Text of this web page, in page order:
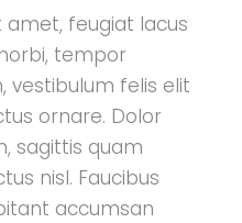
amet, feugiat lacus
tempor
vestibulum felis elit
ornare. Dolor
sagittis quam
nisl. Faucibus
accumsan